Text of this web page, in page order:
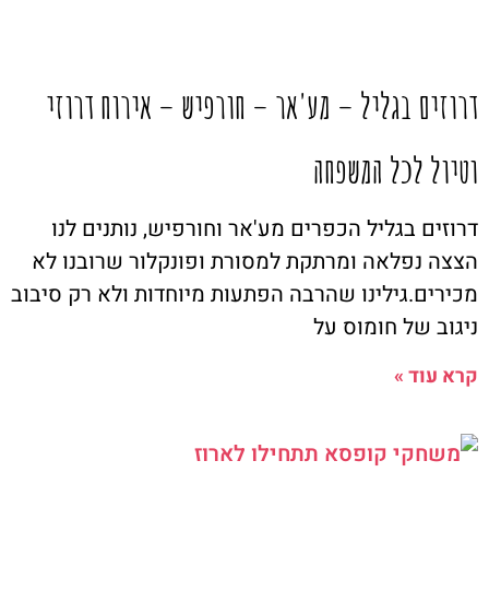
דרוזים בגליל – מע'אר – חורפיש – אירוח דרוזי
וטיול לכל המשפחה
דרוזים בגליל הכפרים מע'אר וחורפיש, נותנים לנו
הצצה נפלאה ומרתקת למסורת ופונקלור שרובנו לא
מכירים.גילינו שהרבה הפתעות מיוחדות ולא רק סיבוב
ניגוב של חומוס על
קרא עוד »